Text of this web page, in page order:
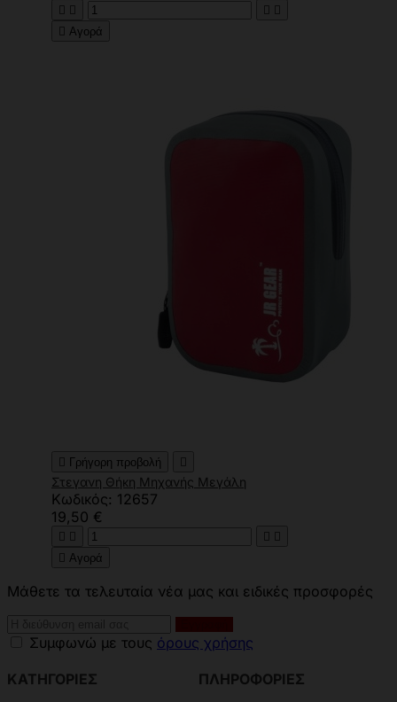
   
 Αγορά
 Γρήγορη προβολή 
Στεγανη Θήκη Μηχανής Μεγάλη
Κωδικός: 12657
19,50 €
   
 Αγορά
Μάθετε τα τελευταία νέα μας και ειδικές προσφορές
Συμφωνώ με τους όρους χρήσης
ΚΑΤΗΓΟΡΙΕΣ ΠΛΗΡΟΦΟΡΙΕΣ